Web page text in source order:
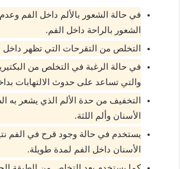
في حالة الشعور بالألم داخل الفم
الشعور بالراحة داخل الفم.
التخلص من التقرحات التي تظهر داخل
في حالة الرغبة في التخلص من
والتي تساعد على حدوث الالتهابات
التخفيف من حدة الألم الذي يشعر به
الأسنان وألم اللثة.
يستخدم في حالة وجود قرح في الفم
الأسنان داخل الفم لمدة طويلة.